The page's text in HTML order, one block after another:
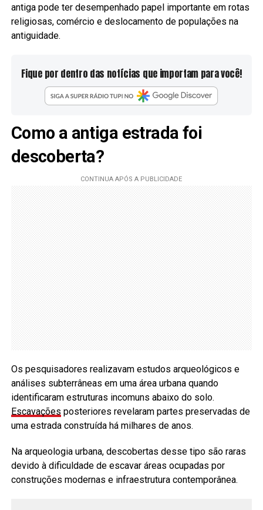
antiga pode ter desempenhado papel importante em rotas
religiosas, comércio e deslocamento de populações na
antiguidade.
Fique por dentro das notícias que importam para você!
Como a antiga estrada foi
descoberta?
Os pesquisadores realizavam estudos arqueológicos e
análises subterrâneas em uma área urbana quando
identificaram estruturas incomuns abaixo do solo.
Escavações posteriores revelaram partes preservadas de
uma estrada construída há milhares de anos.
Na arqueologia urbana, descobertas desse tipo são raras
devido à dificuldade de escavar áreas ocupadas por
construções modernas e infraestrutura contemporânea.